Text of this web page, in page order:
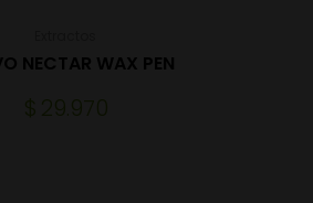
NECTAR WAX PEN
$ 29.970